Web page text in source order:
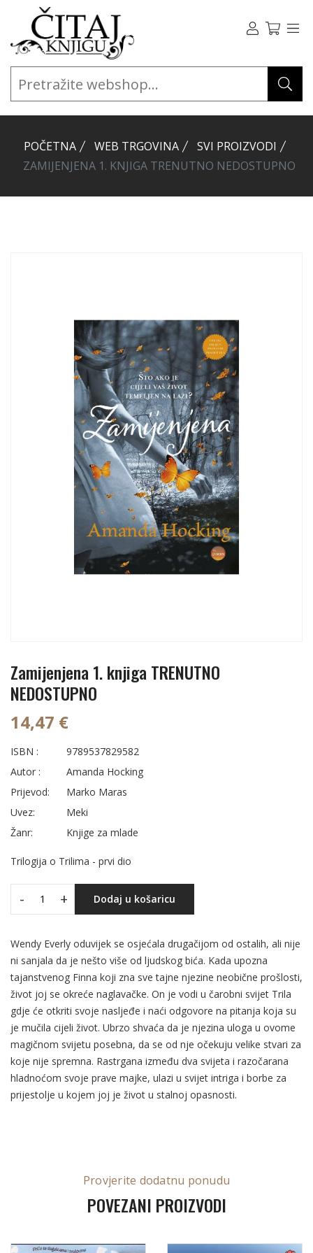
POČETNA WEB TRGOVINA
SVI PROIZVODI
ZAMIJENJENA 1. KNJIGA TRENUTNO NEDOSTUPNO
Zamijenjena 1. knjiga TRENUTNO
NEDOSTUPNO
14,47 €
ISBN :
9789537829582
Autor :
Amanda Hocking
Prijevod:
Marko Maras
Uvez:
Meki
Žanr:
Knjige za mlade
Trilogija o Trilima - prvi dio
- + Dodaj u košaricu
Wendy Everly oduvijek se osjećala drugačijom od ostalih, ali nije
ni sanjala da je nešto više od ljudskog bića. Kada upozna
tajanstvenog Finna koji zna sve tajne njezine neobične prošlosti,
život joj se okreće naglavačke. On je vodi u čarobni svijet Trila
gdje će otkriti svoje nasljeđe i naći odgovore na pitanja koja su
je mučila cijeli život. Ubrzo shvaća da je njezina uloga u ovome
magičnom svijetu posebna, da se od nje očekuju velike stvari za
koje nije spremna. Rastrgana između dva svijeta i razočarana
hladnoćom svoje prave majke, ulazi u svijet intriga i borbe za
prijestolje u kojem joj je život u stalnoj opasnosti.
Provjerite dodatnu ponudu
POVEZANI PROIZVODI